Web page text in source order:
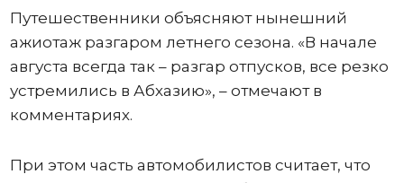
Путешественники объясняют нынешний
ажиотаж разгаром летнего сезона. «В начале
августа всегда так – разгар отпусков, все резко
устремились в Абхазию», – отмечают в
комментариях.
При этом часть автомобилистов считает, что